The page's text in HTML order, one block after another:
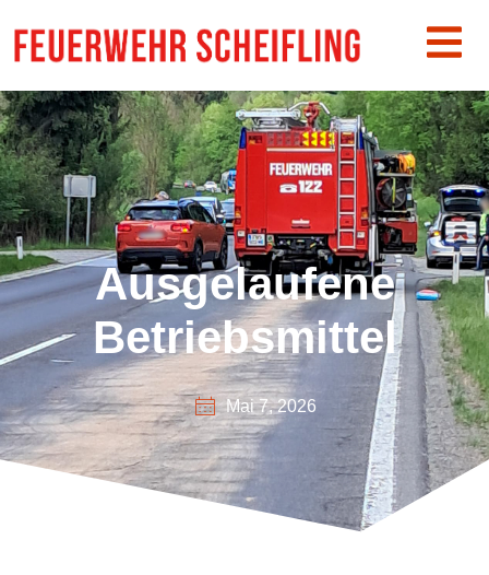
Ausgelaufene
Betriebsmittel
Mai 7, 2026